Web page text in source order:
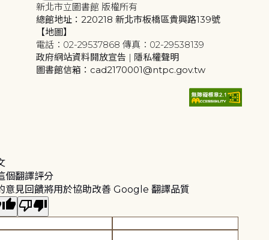
新北市立圖書館 版權所有
總館地址：220218 新北市板橋區貴興路139號
【地圖】
電話：02-29537868 傳真：02-29538139
政府網站資料開放宣告 | 隱私權聲明
圖書館信箱：cad2170001@ntpc.gov.tw
個翻譯評分
意見回饋將用於協助改善 Google 翻譯品質